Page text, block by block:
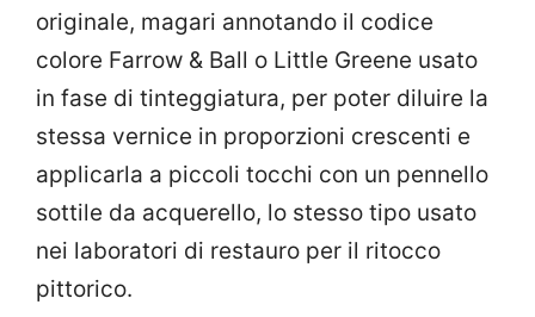
originale, magari annotando il codice
colore Farrow & Ball o Little Greene usato
in fase di tinteggiatura, per poter diluire la
stessa vernice in proporzioni crescenti e
applicarla a piccoli tocchi con un pennello
sottile da acquerello, lo stesso tipo usato
nei laboratori di restauro per il ritocco
pittorico.